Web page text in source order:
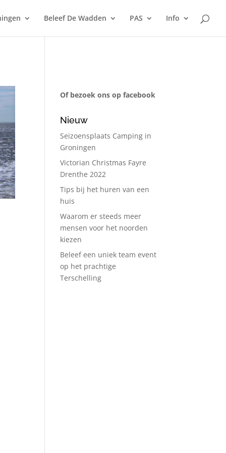
Beleef De Wadden PAS Info
Of bezoek ons op facebook
Nieuw
Seizoensplaats Camping in
Groningen
Victorian Christmas Fayre
Drenthe 2022
Tips bij het huren van een
huis
Waarom er steeds meer
mensen voor het noorden
kiezen
Beleef een uniek team event
op het prachtige
Terschelling